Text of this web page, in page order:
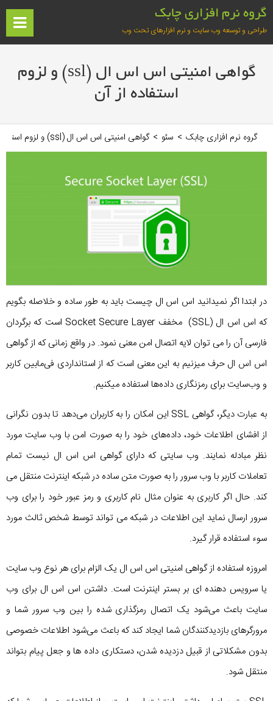
رفتن
محتوا
گروه نرم افزاری چابک
طراحی و توسعه وب سایت و نرم افزارهای تحت وب
گواهی امنیتی اس اس ال (ssl) و لزوم
استفاده از آن
گروه نرم افزاری چابک > سئو > گواهی امنیتی اس اس ال (ssl) و لزوم استفاده از آن
در ابتدا اگر نمیدانید اس اس ال چیست باید به طور ساده و خلاصله بگویم
که اس اس ال (SSL) مخفف Socket Secure Layer است که برگردان
فارسی آن را می توان لایه اتصال امن معنی نمود. در واقع زمانی که از گواهی
اس اس ال حرف میزنیم به این معنی است که از استانداردی فی‌مابین کاربر
و وب‌سایت برای رمزنگاری داده‌ها استفاده میکنیم.
به عبارت دیگر، گواهی SSL این امکان را به کاربران می‌دهد تا بدون نگرانی
از افشای اطلاعات خود، داده‌های خود را به صورت امن با وب سایت مورد
نظر مبادله نمایند. وب سایتی که دارای گواهی اس اس ال نیست تمام
تعاملات کاربر با وب سرور را به صورت متن ساده در شبکه اینترنت منتقل می
کند. حال اگر کاربری به عنوان مثال نام کاربری و رمز عبور خود را برای وب
سرور ارسال نماید این اطلاعات در شبکه می تواند توسط شخص ثالث مورد
سوء استفاده قرار گیرد.
امروزه استفاده از گواهی امنیتی اس اس ال یک الزام برای هر نوع وب سایت
یا سرویس دهنده ای بر بستر اینترنت است. داشتن اس اس ال برای وب
سایت باعث می‌شود یک اتصال رمزگذاری شده را بین وب سرور شما و
مرورگرهای بازدیدکنندگان شما ایجاد کند که باعث می‌شود اطلاعات خصوصی
بدون مشکلاتی از قبیل دزدیده شدن، دستکاری داده ها و جعل پیام بتواند
منتقل شود.